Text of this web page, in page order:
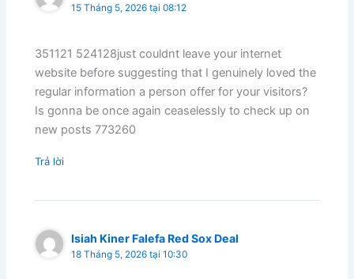
15 Tháng 5, 2026 tại 08:12
351121 524128just couldnt leave your internet
website before suggesting that I genuinely loved the
regular information a person offer for your visitors?
Is gonna be once again ceaselessly to check up on
new posts 773260
Trả lời
Isiah Kiner Falefa Red Sox Deal
18 Tháng 5, 2026 tại 10:30